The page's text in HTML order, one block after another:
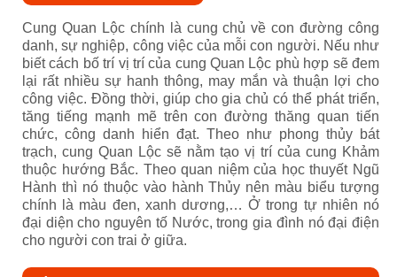
Cung Quan Lộc chính là cung chủ về con đường công
danh, sự nghiệp, công việc của mỗi con người. Nếu như
biết cách bố trí vị trí của cung Quan Lộc phù hợp sẽ đem
lại rất nhiều sự hanh thông, may mắn và thuận lợi cho
công việc. Đồng thời, giúp cho gia chủ có thể phát triển,
tăng tiếng mạnh mẽ trên con đường thăng quan tiến
chức, công danh hiển đạt. Theo như phong thủy bát
trạch, cung Quan Lộc sẽ nằm tạo vị trí của cung Khảm
thuộc hướng Bắc. Theo quan niệm của học thuyết Ngũ
Hành thì nó thuộc vào hành Thủy nên màu biểu tượng
chính là màu đen, xanh dương,… Ở trong tự nhiên nó
đại diện cho nguyên tố Nước, trong gia đình nó đại điện
cho người con trai ở giữa.